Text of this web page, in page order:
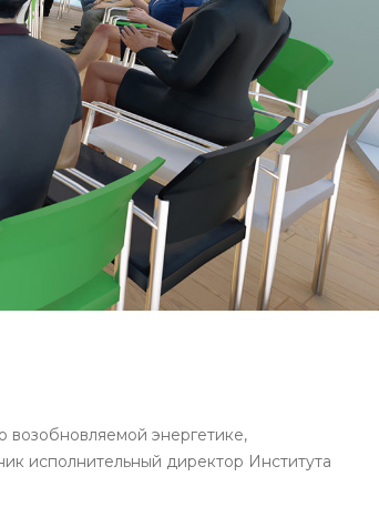
энергетике,
исполнительный директор Института